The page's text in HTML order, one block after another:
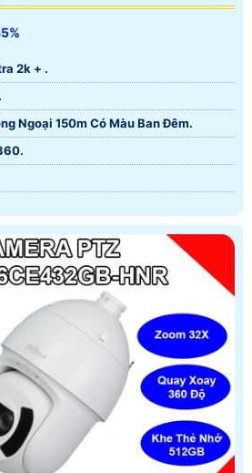
2k + .
Ngoại 150m Có Màu Ban Ðêm.